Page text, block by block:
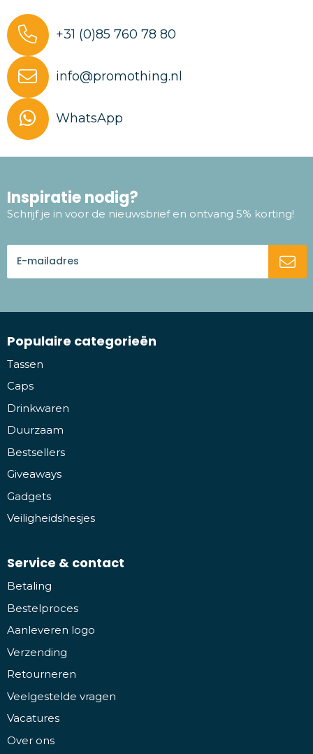
+31 (0)85 760 78 80
info@promothing.nl
WhatsApp
Inspiratie nodig?
Schrijf je in voor de nieuwsbrief en ontvang 5% korting!
Populaire categorieën
Tassen
Caps
Drinkwaren
Duurzaam
Bestsellers
Giveaways
Gadgets
Veiligheidshesjes
Service & contact
Betaling
Bestelproces
Aanleveren logo
Verzending
Retourneren
Veelgestelde vragen
Vacatures
Over ons